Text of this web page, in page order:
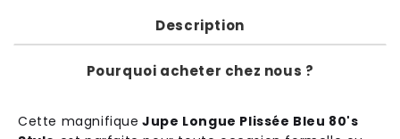
Description
Pourquoi acheter chez nous ?
Cette magnifique Jupe Longue Plissée Bleu 80's